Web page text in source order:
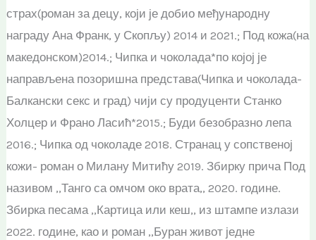
страх(роман за децу, који је добио међународну
награду Ана Франк, у Скопљу) 2014 и 2021.; Под кожа(на
македонском)2014.; Чипка и чоколада*по којој је
направљена позоришна представа(Чипка и чоколада-
Балкански секс и град) чији су продуценти Станко
Холцер и Франо Ласић*2015.; Буди безобразно лепа
2016.; Чипка од чоколаде 2018. Странац у сопственој
кожи- роман о Милану Митићу 2019. Збирку прича Под
називом ,,Танго са омчом око врата,, 2020. године.
Збирка песама ,,Картица или кеш,, из штампе излази
2022. године, као и роман ,,Буран живот једне